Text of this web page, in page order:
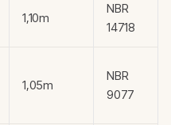
1,10m
NBR
14718
1,05m
NBR
9077